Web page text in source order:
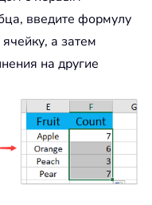
введите формулу
ячейку, а затем
на другие